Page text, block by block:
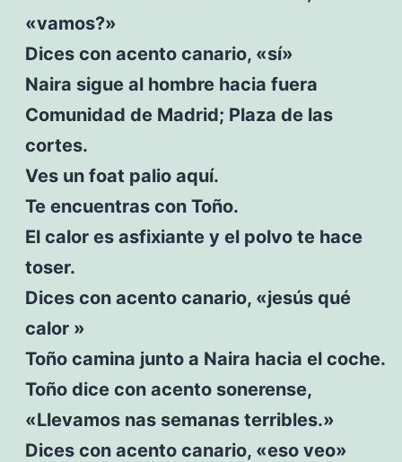
«vamos?»
Dices con acento canario, «sí»
Naira sigue al hombre hacia fuera
Comunidad de Madrid; Plaza de las
cortes.
Ves un foat palio aquí.
Te encuentras con Toño.
El calor es asfixiante y el polvo te hace
toser.
Dices con acento canario, «jesús qué
calor »
Toño camina junto a Naira hacia el coche.
Toño dice con acento sonerense,
«Llevamos nas semanas terribles.»
Dices con acento canario, «eso veo»